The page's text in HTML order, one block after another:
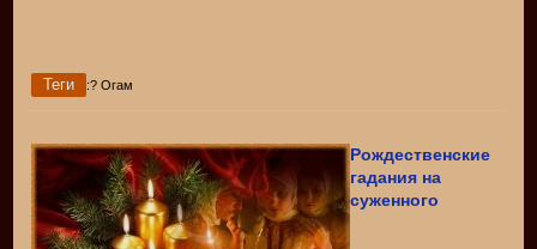
Теги :? Огам
Рождественские
гадания на
суженного